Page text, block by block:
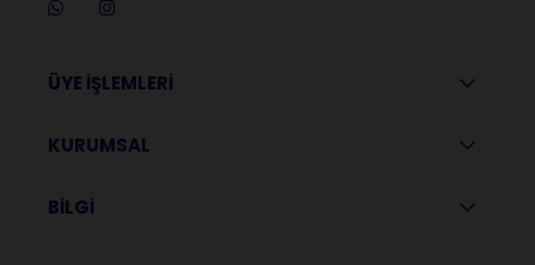
ÜYE İŞLEMLERİ
KURUMSAL
BİLGİ